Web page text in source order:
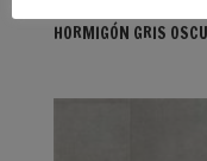
HORMIGÓN GRIS